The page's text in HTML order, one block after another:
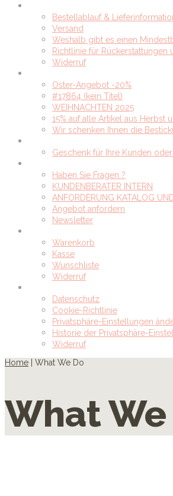
Bestellablauf &
Versand
Weshalb gibt es einen
Richtlinie für Rückerstattungen
Widerruf
Oster-Angebot -20%
#17864 (kein Titel)
WEIHNACHTEN 2025
15% auf alle Artikel aus Herbst
Wir schenken Ihnen die
Geschenk für Ihre Kunden
Haben Sie Fragen ?
KUNDENBERATER INTERN
ANFORDERUNG KATALOG
Angebot anfordern
Newsletter
Warenkorb
Kasse
Wunschliste
Widerruf
Datenschutz
Cookie-Richtlinie
Privatsphäre-Einstellungen
Historie der Privatsphäre-
Widerruf
Home
What We Do
What We